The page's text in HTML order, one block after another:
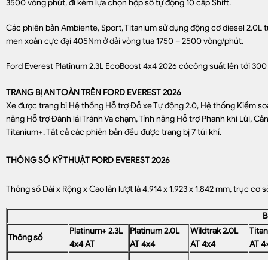
3500 vòng phút, đi kèm lựa chọn hộp số tự động 10 cấp Shift.
Các phiên bản Ambiente, Sport, Titanium sử dụng động cơ diesel
men xoắn cực đại 405Nm ở dải vòng tua 1750 – 2500 vòng/phút.
Ford Everest Platinum 2.3L EcoBoost 4x4 2026 cócông suất lên tới
TRANG BỊ AN TOÀN TRÊN FORD EVEREST 2026
Xe được trang bị Hệ thống Hỗ trợ Đỗ xe Tự động 2.0, Hệ thống Kiểm
năng Hỗ trợ Đánh lái Tránh Va chạm, Tính năng Hỗ trợ Phanh khi Lùi,
Titanium+. Tất cả các phiên bản đều được trang bị 7 túi khí.
THÔNG SỐ KỸ THUẬT FORD EVEREST 2026
Thông số Dài x Rộng x Cao lần lượt là 4.914 x 1.923 x 1.842 mm, trục
Thông số
Platinum+ 2.3L
4x4 AT
Platinum 2.0L
AT 4x4
Wildtrak 2.0L
AT 4x4
AT